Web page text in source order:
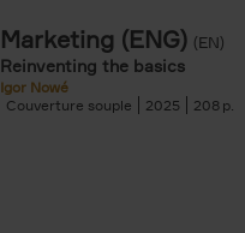
Marketing (ENG) (EN)
Reinventing the basics
Igor Nowé
Couverture souple
2025 208